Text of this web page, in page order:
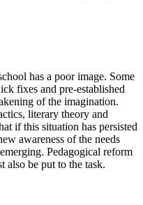
has a poor image. Some
fixes and pre-established
of the imagination.
literary theory and
if this situation has persisted
awareness of the needs
Pedagogical reform
also be put to the task.